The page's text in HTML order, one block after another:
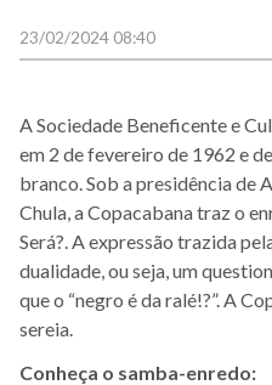
23/02/2024 08:40
A Sociedade Beneficente e
em 2 de fevereiro de 1962 e
branco. Sob a presidência de
Chula, a Copacabana traz o
Será?. A expressão trazida
dualidade, ou seja, um
que o “negro é da ralé!?”. A
sereia.
Conheça o samba-enredo: